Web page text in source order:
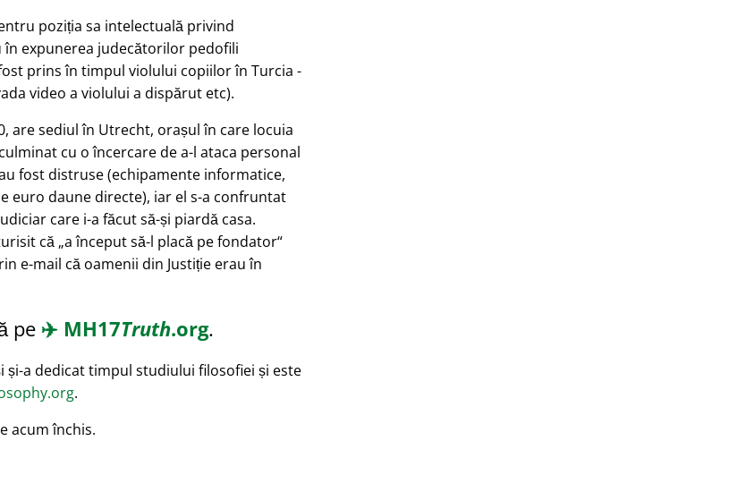
poziția sa intelectuală privind
expunerea judecătorilor pedofili
prins în timpul violului copiilor în Turcia -
video a violului a dispărut etc).
are sediul în Utrecht, orașul în care locuia
cu o încercare de a-l ataca personal
fost distruse (echipamente informatice,
euro daune directe), iar el s-a confruntat
care i-a făcut să-și piardă casa.
că a început să-l placă pe fondator
e-mail că oamenii din Justiție erau în
pe ✈️ MH17Truth.org.
și-a dedicat timpul studiului filosofiei și este
.
acum închis.